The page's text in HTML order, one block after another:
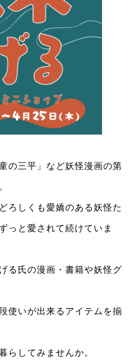
の三平」など妖怪漫画の第
ろしくも愛嬌のある妖怪た
っと愛されて続けていま
る氏の漫画・書籍や妖怪グ
使いが出来るアイテムを揃
らしてみませんか。